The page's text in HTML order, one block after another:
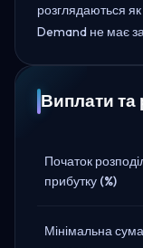
розглядаються
Demand не має
Виплати та
Початок
прибутку (%)
Мінімальна сума